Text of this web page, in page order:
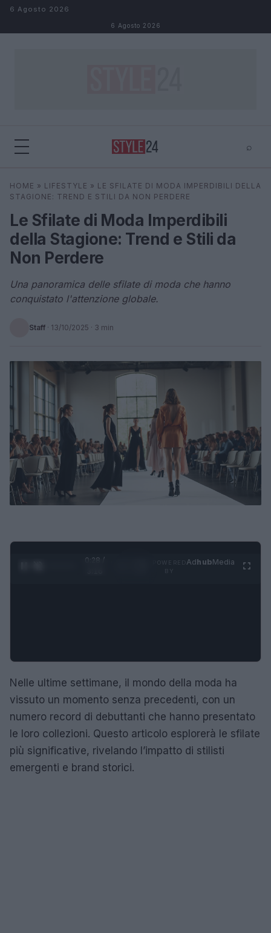
Salta al contenuto
6 Agosto 2026
6 Agosto 2026
⌕
Cerca ⌕ ×
HOME » LIFESTYLE » LE SFILATE DI MODA IMPERDIBILI DELLA
STAGIONE: TREND E STILI DA NON PERDERE
Le Sfilate di Moda Imperdibili
della Stagione: Trend e Stili da
Non Perdere
Una panoramica delle sfilate di moda che hanno
conquistato l'attenzione globale.
Staff · 13/10/2025 · 3 min
0:29 /
AdhubMedia
Nelle ultime settimane, il mondo della moda ha
vissuto un momento senza precedenti, con un
numero record di debuttanti che hanno presentato
le loro collezioni. Questo articolo esplorerà le sfilate
più significative, rivelando l’impatto di stilisti
emergenti e brand storici.